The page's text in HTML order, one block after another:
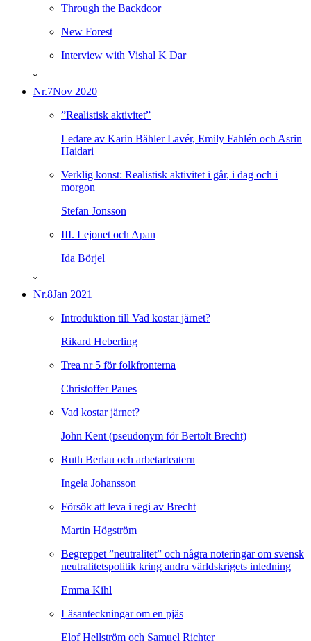
Through the Backdoor
New Forest
Interview with Vishal K Dar
ˇ
Nr.7Nov 2020
”Realistisk aktivitet”
Ledare av Karin Bähler Lavér, Emily Fahlén och Asrin
Haidari
Verklig konst: Realistisk aktivitet i går, i dag och i
morgon
Stefan Jonsson
III. Lejonet och Apan
Ida Börjel
ˇ
Nr.8Jan 2021
Introduktion till Vad kostar järnet?
Rikard Heberling
Trea nr 5 för folkfronterna
Christoffer Paues
Vad kostar järnet?
John Kent (pseudonym för Bertolt Brecht)
Ruth Berlau och arbetarteatern
Ingela Johansson
Försök att leva i regi av Brecht
Martin Högström
Begreppet ”neutralitet” och några noteringar om svensk
neutralitetspolitik kring andra världskrigets inledning
Emma Kihl
Läsanteckningar om en pjäs
Elof Hellström och Samuel Richter